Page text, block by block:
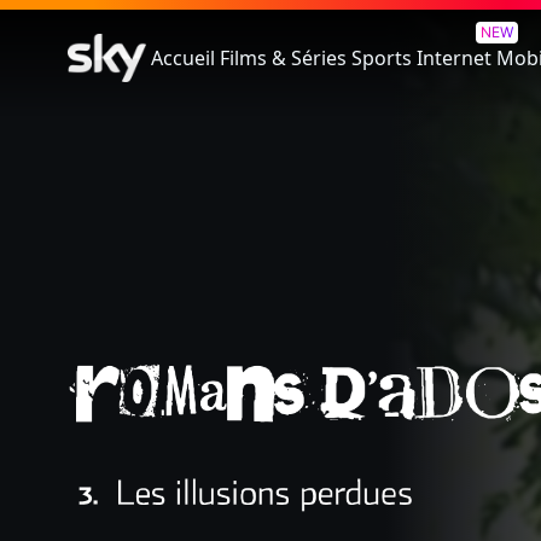
Accueil Films & Séries Sports
NEW
Internet
Romans D'Ados - 3. Les